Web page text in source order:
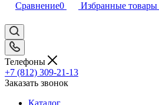
Сравнение0 Избранные товары
Телефоны
+7 (812) 309-21-13
Заказать звонок
Каталог